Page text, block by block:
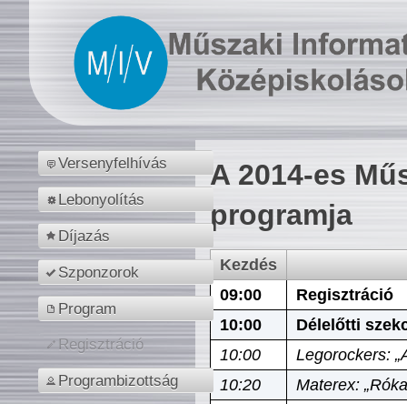
Versenyfelhívás
Lebonyolítás
Díjazás
Szponzorok
Program
Regisztráció
Programbizottság
A 2014-es
programja
Kezdés
09:00
Regisztráció
10:00
Délelőtti
10:00
Legorockers:
10:20
Materex: